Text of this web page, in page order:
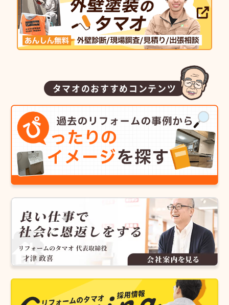
タマオのおすすめコンテンツ